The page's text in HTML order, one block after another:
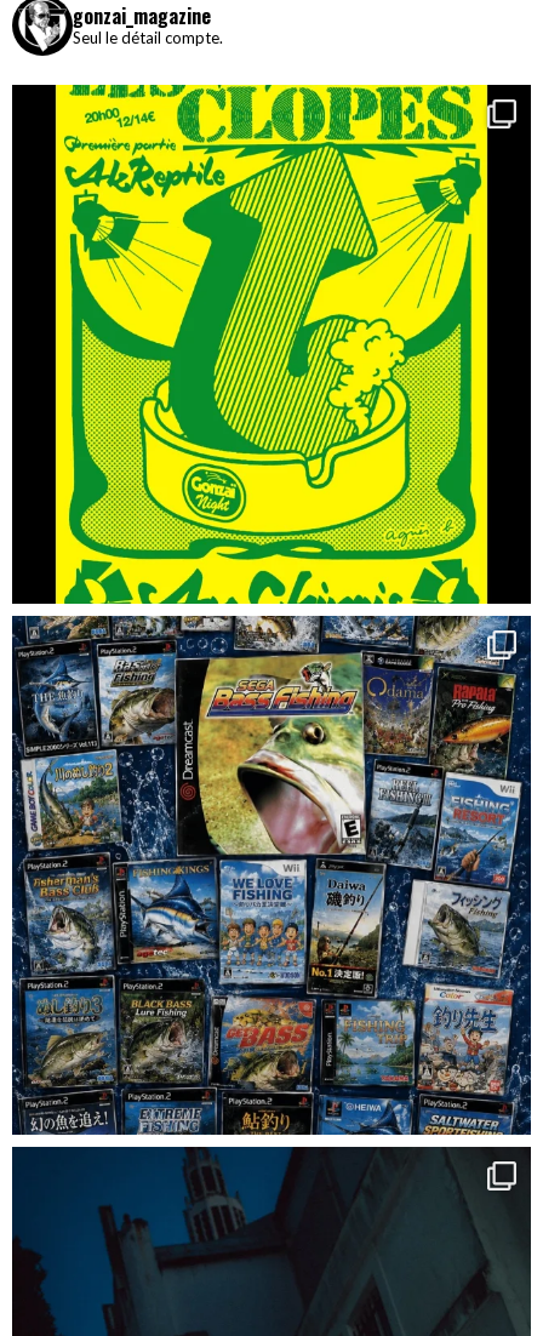
gonzai_magazine
Seul le détail compte.